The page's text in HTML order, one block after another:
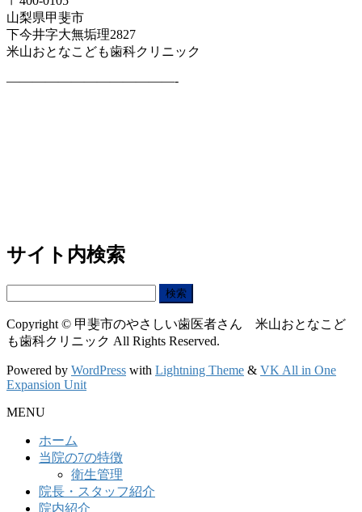
山梨県甲斐市
下今井字大無垢理2827
米山おとなこども歯科クリニック
—————————————-
サイト内検索
Copyright © 甲斐市のやさしい歯医者さん 米山おとなこど
も歯科クリニック All Rights Reserved.
Powered by WordPress with Lightning Theme & VK All in One
Expansion Unit
MENU
ホーム
当院の7の特徴
衛生管理
院長・スタッフ紹介
院内紹介